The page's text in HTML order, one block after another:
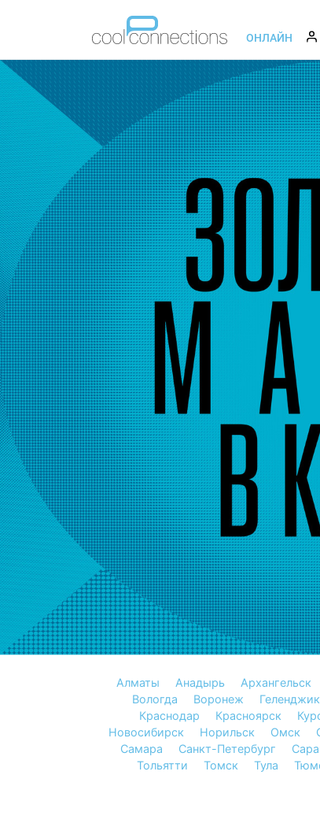
ОНЛАЙН
Алматы Анадырь Архангельск
Вологда
Воронеж Геленджик
Краснодар
Красноярск
Новосибирск
Норильск Омск
Самара
Санкт-Петербург
Тольятти
Томск Тула